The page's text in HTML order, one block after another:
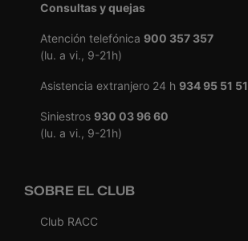
Consultas y quejas
Atención telefónica 900 357 357
(lu. a vi., 9-21h)
Asistencia extranjero 24 h 934 95 51 51
Siniestros 930 03 96 60
(lu. a vi., 9-21h)
SOBRE EL CLUB
Club RACC